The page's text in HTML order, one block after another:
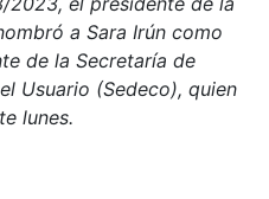
a Sara Irún como
de la Secretaría de
Usuario (Sedeco), quien
lunes.